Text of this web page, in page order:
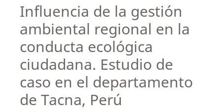
Influencia de la gestión
ambiental regional en la
conducta ecológica
ciudadana. Estudio de
caso en el departamento
de Tacna, Perú